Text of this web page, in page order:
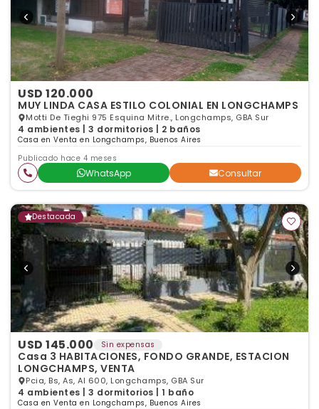
USD 120.000
MUY LINDA CASA ESTILO COLONIAL EN LONGCHAMPS
Motti De Tieghi 975 Esquina Mitre., Longchamps, GBA Sur
4 ambientes | 3 dormitorios | 2 baños
Casa en Venta en Longchamps, Buenos Aires
Publicado hace 4 meses
WhatsApp Consultar
Destacada
USD 145.000 Sin expensas
Casa 3 HABITACIONES, FONDO GRANDE, ESTACION
LONGCHAMPS, VENTA
Pcia, Bs, As, Al 600, Longchamps, GBA Sur
4 ambientes | 3 dormitorios | 1 baño
Casa en Venta en Longchamps, Buenos Aires